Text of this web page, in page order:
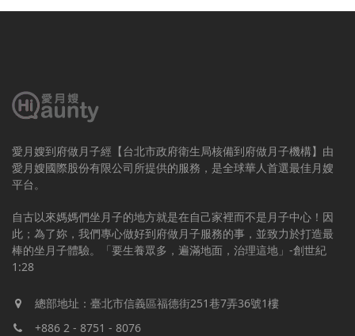
愛月嫂到府做月子經【台北市政府衛生局核備到府做月子機構】由
愛月嫂國際股份有限公司所提供的服務，是全球華人首選最佳月嫂
平台。
自古以來媽媽們坐月子的地方就是在自己家裡而不是月子中心！因
此；為了妳，我們專心做好到府做月子服務的事，並致力於打造最
棒的坐月子體驗。「要生養眾多，遍滿地面，治理這地」-創世紀
1:28
總部地址：臺北市信義區福德街251巷7弄36號1樓
+886 2 - 8751 - 8076